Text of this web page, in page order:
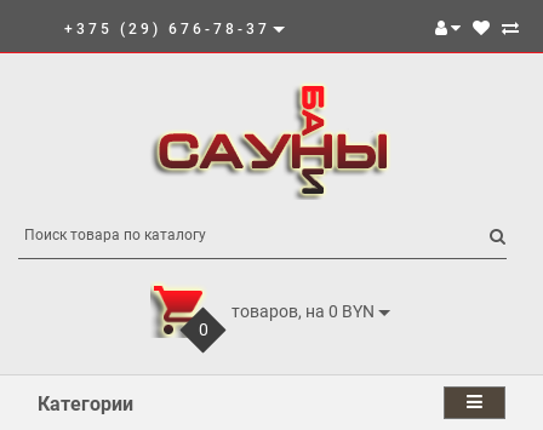
+375 (29) 676-78-37
0
товаров, на 0 BYN
Категории